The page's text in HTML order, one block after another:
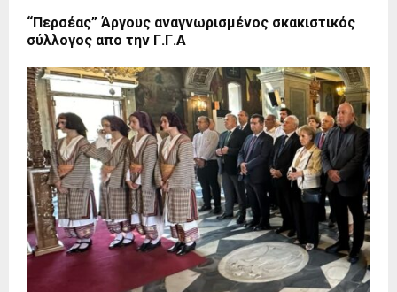
“Περσέας” Άργους αναγνωρισμένος σκακιστικός
σύλλογος απο την Γ.Γ.Α